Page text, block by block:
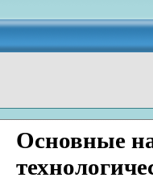
Основные